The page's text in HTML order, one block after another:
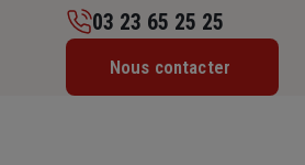
Mardi : 09h – 12h / 14h – 18h
03 23 65 25 25
Nous contacter